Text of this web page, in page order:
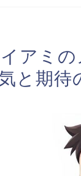
アミ
と期待